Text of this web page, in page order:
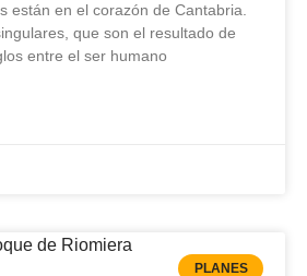
están en el corazón de Cantabria.
que son el resultado de
entre el ser humano
PLANES